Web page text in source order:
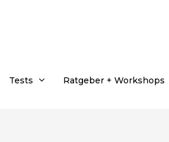
Tests Ratgeber + Workshops